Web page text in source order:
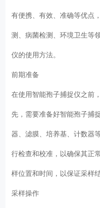
有便携、有效、准确等优点
测、病菌检测、环境卫生等
仪的使用方法。
前期准备
在使用智能孢子捕捉仪之前
先，需要准备好智能孢子捕
器、滤膜、培养基、计数器
行检查和校准，以确保其正
样位置和时间，以保证采样
采样操作